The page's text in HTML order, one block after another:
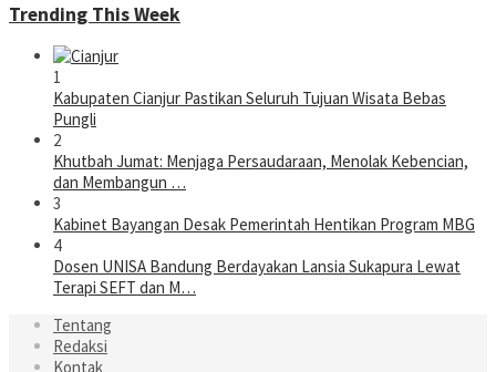
Trending This Week
1
Kabupaten Cianjur Pastikan Seluruh Tujuan Wisata Bebas
Pungli
2
Khutbah Jumat: Menjaga Persaudaraan, Menolak Kebencian,
dan Membangun …
3
Kabinet Bayangan Desak Pemerintah Hentikan Program MBG
4
Dosen UNISA Bandung Berdayakan Lansia Sukapura Lewat
Terapi SEFT dan M…
Tentang
Redaksi
Kontak